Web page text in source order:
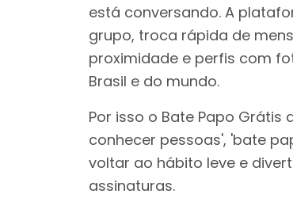
está conversando. A
grupo, troca rápida de
proximidade e perfis com
Brasil e do mundo.
Por isso o Bate Papo
conhecer pessoas', 'bate
voltar ao hábito leve e
assinaturas.